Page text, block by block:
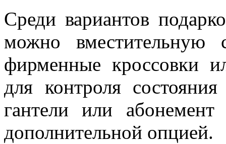
Среди вариантов
можно вместительную
фирменные кроссовки
для контроля
гантели или
дополнительной опцией.